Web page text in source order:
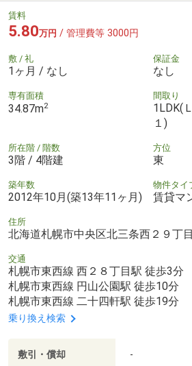
賃料
5.80万円 / 管理費等 3000円
敷 / 礼
1ヶ月 / なし
保証金
なし
専有面積
34.87m2
間取り
1LDK(
１)
所在階 / 階数
3階 / 4階建
方位
東
築年数
2012年10月(築13年11ヶ月)
物件タイ
賃貸マ
住所
北海道札幌市中央区北三条西２９丁
交通
札幌市東西線 西２８丁目駅 徒歩3分
札幌市東西線 円山公園駅 徒歩10分
札幌市東西線 二十四軒駅 徒歩19分
乗り換え検索
敷引・償却 -